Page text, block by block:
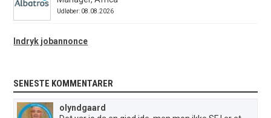
Udløber: 08.08.2026
Indryk jobannonce
SENESTE KOMMENTARER
olyndgaard